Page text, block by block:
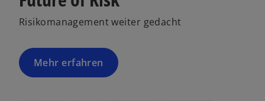
Risikomanagement weiter gedacht
Mehr erfahren